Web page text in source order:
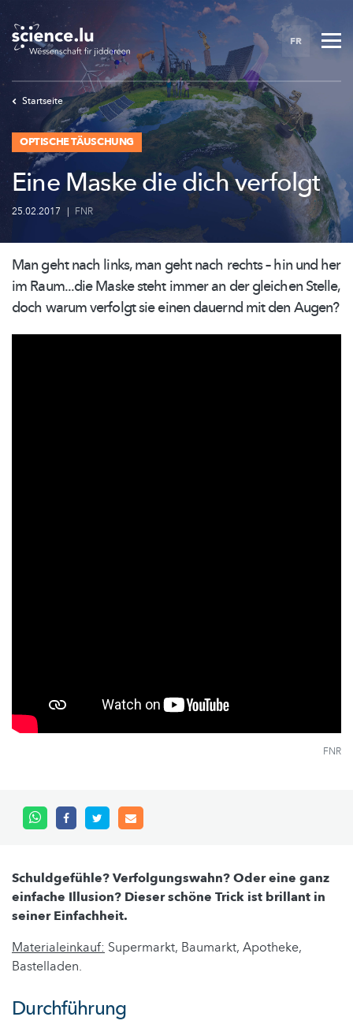
Skip
main
content
FR
Startseite
OPTISCHE TÄUSCHUNG
Eine Maske die dich verfolgt
25.02.2017 | FNR
Man geht nach links, man geht nach rechts – hin und her
im Raum...die Maske steht immer an der gleichen Stelle,
doch warum verfolgt sie einen dauernd mit den Augen?
FNR
Schuldgefühle? Verfolgungswahn? Oder eine ganz
einfache Illusion? Dieser schöne Trick ist brillant in
seiner Einfachheit.
Materialeinkauf: Supermarkt, Baumarkt, Apotheke,
Bastelladen.
Durchführung